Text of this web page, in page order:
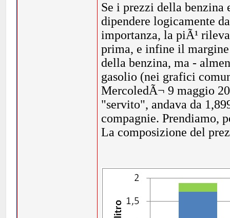
Se i prezzi della benzina
dipendere logicamente
importanza, la piÃ¹
prima, e infine il
della benzina, ma -
gasolio (nei grafici
MercoledÃ¬ 9 maggio
"servito", andava da
compagnie. Prendiamo,
La composizione del